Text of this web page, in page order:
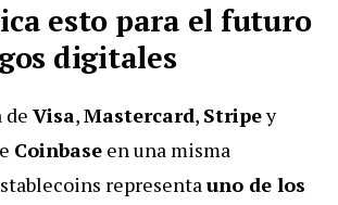
esto para el futuro
digitales
de Visa,Mastercard, Stripey
Coinbase en una misma
representauno de los